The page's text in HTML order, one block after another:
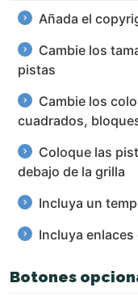
Añada el
Cambie los
pistas
Cambie los
cuadrados,
Coloque las
debajo de la grilla
Incluya un
Incluya
Botones